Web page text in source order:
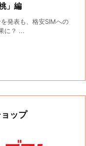
」編
発表も、格安SIMへの
に？ ...
ップ